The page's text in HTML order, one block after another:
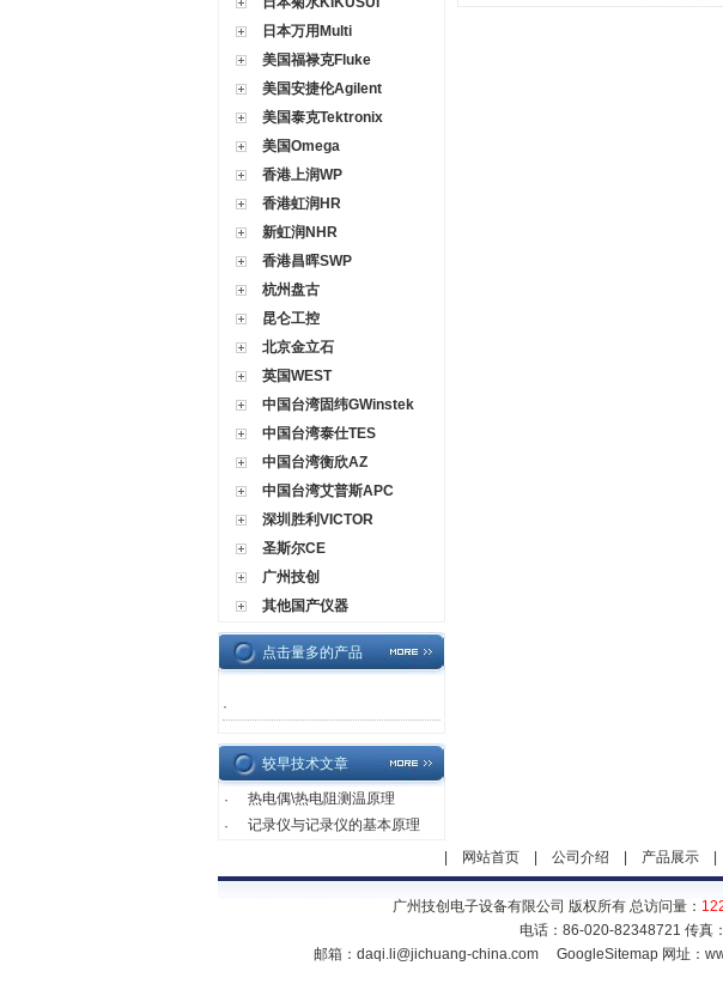
日本万用Multi
美国福禄克Fluke
美国安捷伦Agilent
美国泰克Tektronix
美国Omega
香港上润WP
香港虹润HR
新虹润NHR
香港昌晖SWP
杭州盘古
昆仑工控
北京金立石
英国WEST
中国台湾固纬GWinstek
中国台湾泰仕TES
中国台湾衡欣AZ
中国台湾艾普斯APC
深圳胜利VICTOR
圣斯尔CE
广州技创
其他国产仪器
点击量多的产品
·
较早技术文章
·
热电偶\热电阻测温原理
·
记录仪与记录仪的基本原理
网站首页| 公司介绍 产品展示|
广州技创电子设备有限公司 版权所有 总访问量：
电话：86-020-82348721 传真
邮箱： daqi.li@jichuang-china.com GoogleSitemap 网址：